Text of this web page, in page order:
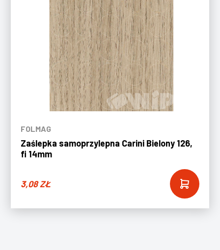
FOLMAG
Zaślepka samoprzylepna Carini Bielony 126,
fi 14mm
3,08ZŁ